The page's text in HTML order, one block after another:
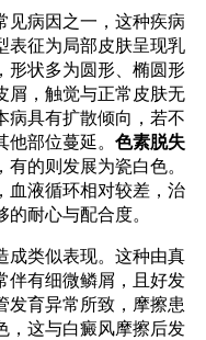
见病因之一，这种疾病
表征为局部皮肤呈现乳
形状多为圆形、椭圆形
屑，触觉与正常皮肤无
病具有扩散倾向，若不
他部位蔓延。色素脱失
的则发展为瓷白色。
血液循环相对较差，治
耐心与配合度。
成类似表现。这种由真
伴有细微鳞屑，且好发
发育异常所致，摩擦患
，这与白癜风摩擦后发